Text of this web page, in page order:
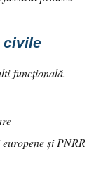
civile
funcțională.
și PNRR